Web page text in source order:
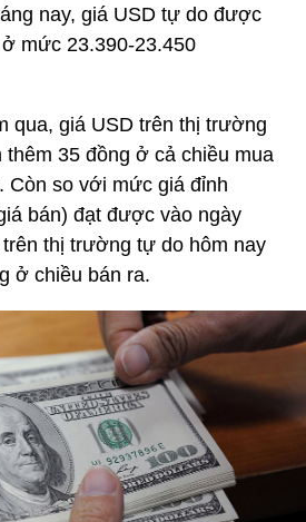
nay, giá USD tự do được
mức 23.390-23.450
qua, giá USD trên thị trường
35 đồng ở cả chiều mua
Còn so với mức giá đỉnh
bán) đạt được vào ngày
thị trường tự do hôm nay
ở chiều bán ra.